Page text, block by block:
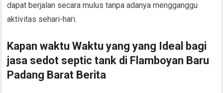
dapat berjalan secara mulus tanpa adanya mengganggu
aktivitas sehari-hari.
Kapan waktu Waktu yang yang Ideal bagi
jasa sedot septic tank di Flamboyan Baru
Padang Barat Berita